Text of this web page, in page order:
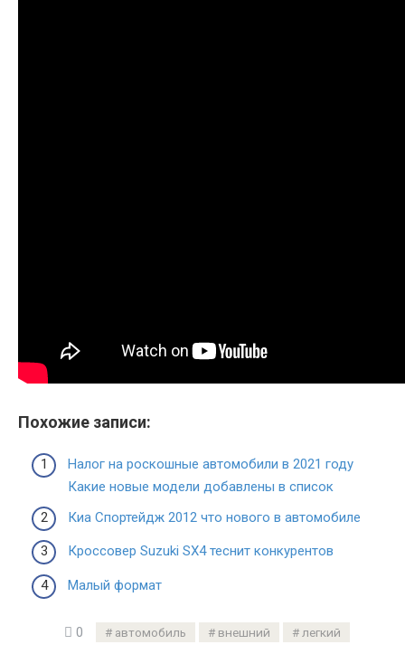
Похожие записи:
Налог на роскошные автомобили в 2021 году
Какие новые модели добавлены в список
Киа Спортейдж 2012 что нового в автомобиле
Кроссовер Suzuki SX4 теснит конкурентов
Малый формат
0 автомобиль внешний легкий